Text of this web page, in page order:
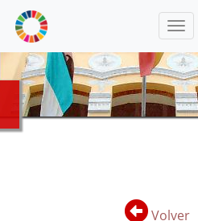
Volver